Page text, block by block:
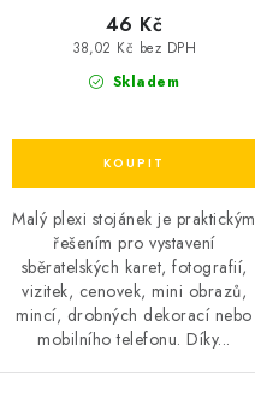
Skladem
38,02 Kč bez DPH
46 Kč
Malý plexi stojánek je praktickým
řešením pro vystavení
sběratelských karet, fotografií,
vizitek, cenovek, mini obrazů,
mincí, drobných dekorací nebo
mobilního telefonu. Díky...